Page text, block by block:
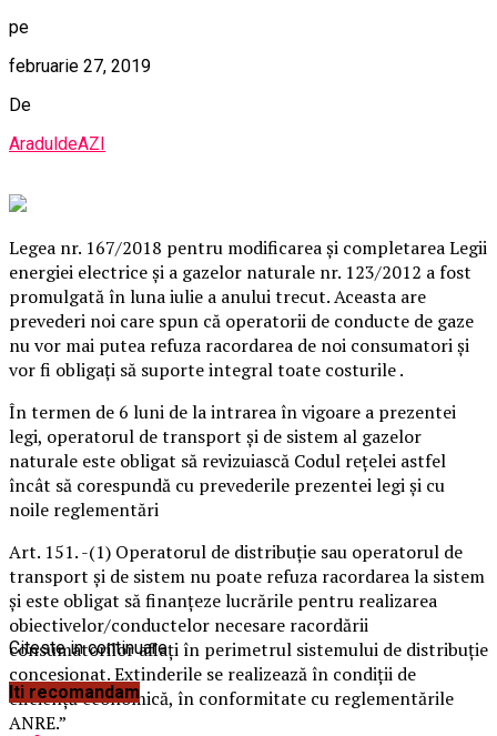
pe
februarie 27, 2019
De
AraduldeAZI
Legea nr. 167/2018 pentru modificarea şi completarea Legii
energiei electrice şi a gazelor naturale nr. 123/2012 a fost
promulgată în luna iulie a anului trecut. Aceasta are
prevederi noi care spun că operatorii de conducte de gaze
nu vor mai putea refuza racordarea de noi consumatori şi
vor fi obligaţi să suporte integral toate costurile .
În termen de 6 luni de la intrarea în vigoare a prezentei
legi, operatorul de transport şi de sistem al gazelor
naturale este obligat să revizuiască Codul reţelei astfel
încât să corespundă cu prevederile prezentei legi şi cu
noile reglementări
Art. 151. -(1) Operatorul de distribuţie sau operatorul de
transport şi de sistem nu poate refuza racordarea la sistem
şi este obligat să finanţeze lucrările pentru realizarea
obiectivelor/conductelor necesare racordării
consumatorilor aflaţi în perimetrul sistemului de distribuţie
concesionat. Extinderile se realizează în condiţii de
eficienţă economică, în conformitate cu reglementările
ANRE.”
Citeste in continuare
Iti recomandam